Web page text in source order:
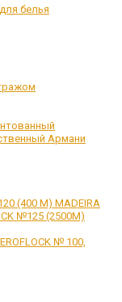
белья
Армани
(400 М) MADEIRA
№125 (2500М)
№ 100,